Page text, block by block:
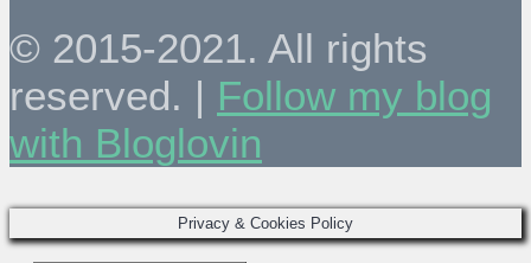
© 2015-2021. All rights
reserved. | Follow my blog
with Bloglovin
Privacy & Cookies Policy